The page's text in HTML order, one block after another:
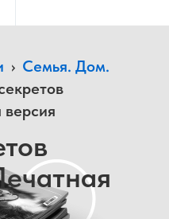
› Семья. Дом.
версия